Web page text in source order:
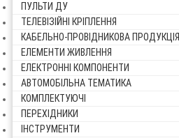
ПУЛЬТИ ДУ
ТЕЛЕВІЗІЙНІ КРІПЛЕННЯ
КАБЕЛЬНО-ПРОВІДНИКОВА ПРОДУКЦІЯ
ЕЛЕМЕНТИ ЖИВЛЕННЯ
ЕЛЕКТРОННІ КОМПОНЕНТИ
АВТОМОБІЛЬНА ТЕМАТИКА
КОМПЛЕКТУЮЧІ
ПЕРЕХІДНИКИ
ІНСТРУМЕНТИ